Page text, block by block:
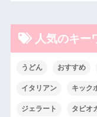
人気のキー
うどん おすすめ
イタリアン キック
ジェラート タピオ